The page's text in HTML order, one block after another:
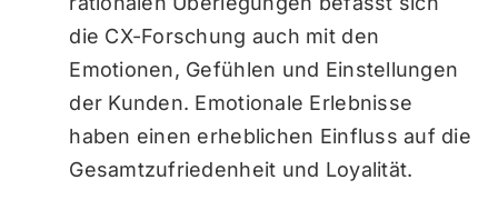
die CX-Forschung auch mit den
Emotionen, Gefühlen und Einstellungen
der Kunden. Emotionale Erlebnisse
haben einen erheblichen Einfluss auf die
Gesamtzufriedenheit und Loyalität.